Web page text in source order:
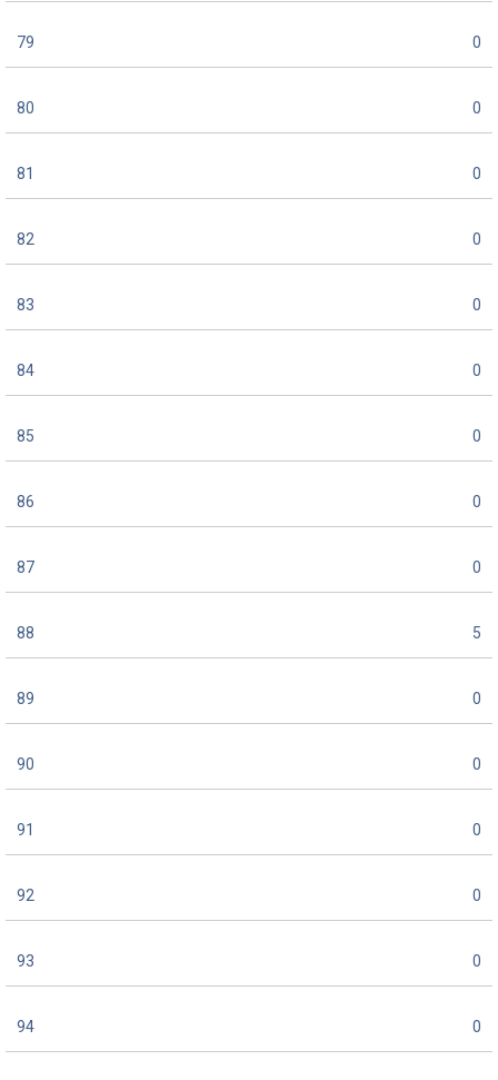
79 0
80 0
81 0
82 0
83 0
84 0
85 0
86 0
87 0
88 5
89 0
90 0
91 0
92 0
93 0
94 0